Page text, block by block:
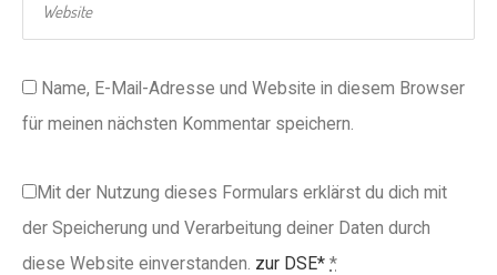
Name, E-Mail-Adresse und Website in diesem Browser
für meinen nächsten Kommentar speichern.
Mit der Nutzung dieses Formulars erklärst du dich mit
der Speicherung und Verarbeitung deiner Daten durch
diese Website einverstanden. zur DSE* *